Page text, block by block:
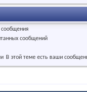
сообщений
В этой теме есть ваши